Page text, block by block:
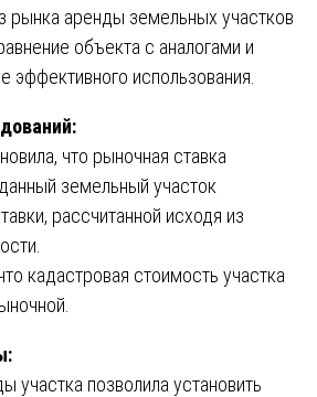
рынка аренды земельных участков
объекта с аналогами и
эффективного использования.
что рыночная ставка
земельный участок
рассчитанной исходя из
кадастровая стоимость участка
участка позволила установить